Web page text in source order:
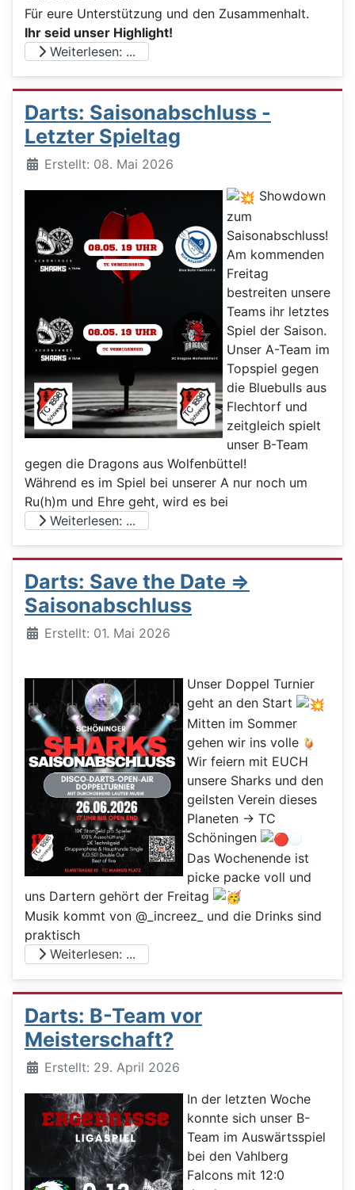
Für eure Unterstützung und den Zusammenhalt.
Ihr seid unser Highlight!
Weiterlesen: ...
Darts: Saisonabschluss -
Letzter Spieltag
DetailsErstellt: 08. Mai 2026
Showdown
zum
Saisonabschluss!
Am kommenden
Freitag
bestreiten unsere
Teams ihr letztes
Spiel der Saison.
Unser A-Team im
Topspiel gegen
die Bluebulls aus
Flechtorf und
zeitgleich spielt
unser B-Team
gegen die Dragons aus Wolfenbüttel!
Während es im Spiel bei unserer A nur noch um
Ru(h)m und Ehre geht, wird es bei
Weiterlesen: ...
Darts: Save the Date =>
Saisonabschluss
DetailsErstellt: 01. Mai 2026
Unser Doppel Turnier
geht an den Start
Mitten im Sommer
gehen wir ins volle
Wir feiern mit EUCH
unsere Sharks und den
geilsten Verein dieses
Planeten -> TC
Schöningen
Das Wochenende ist
picke packe voll und
uns Dartern gehört der Freitag
Musik kommt von @_increez_ und die Drinks sind
praktisch
Weiterlesen: ...
Darts: B-Team vor
Meisterschaft?
DetailsErstellt: 29. April 2026
In der letzten Woche
konnte sich unser B-
Team im Auswärtsspiel
bei den Vahlberg
Falcons mit 12:0